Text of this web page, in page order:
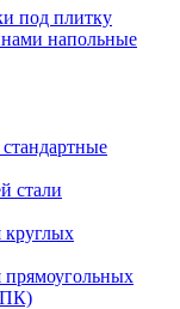
под плитку
напольные
стали